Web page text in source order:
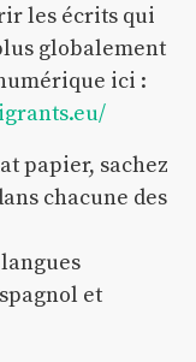
les écrits qui
globalement
ici :
papier, sachez
chacune des
et